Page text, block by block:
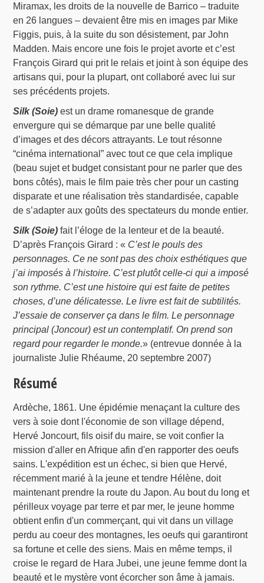
Miramax, les droits de la nouvelle de Barrico – traduite
en 26 langues – devaient être mis en images par Mike
Figgis, puis, à la suite du son désistement, par John
Madden. Mais encore une fois le projet avorte et c’est
François Girard qui prit le relais et joint à son équipe des
artisans qui, pour la plupart, ont collaboré avec lui sur
ses précédents projets.
Silk (Soie) est un drame romanesque de grande
envergure qui se démarque par une belle qualité
d’images et des décors attrayants. Le tout résonne
“cinéma international” avec tout ce que cela implique
(beau sujet et budget consistant pour ne parler que des
bons côtés), mais le film paie très cher pour un casting
disparate et une réalisation très standardisée, capable
de s’adapter aux goûts des spectateurs du monde entier.
Silk (Soie) fait l’éloge de la lenteur et de la beauté.
D’après François Girard : « C’est le pouls des
personnages. Ce ne sont pas des choix esthétiques que
j’ai imposés à l’histoire. C’est plutôt celle-ci qui a imposé
son rythme. C’est une histoire qui est faite de petites
choses, d’une délicatesse. Le livre est fait de subtilités.
J’essaie de conserver ça dans le film. Le personnage
principal (Joncour) est un contemplatif. On prend son
regard pour regarder le monde.» (entrevue donnée à la
journaliste Julie Rhéaume, 20 septembre 2007)
Résumé
Ardèche, 1861. Une épidémie menaçant la culture des
vers à soie dont l'économie de son village dépend,
Hervé Joncourt, fils oisif du maire, se voit confier la
mission d'aller en Afrique afin d'en rapporter des oeufs
sains. L'expédition est un échec, si bien que Hervé,
récemment marié à la jeune et tendre Hélène, doit
maintenant prendre la route du Japon. Au bout du long et
périlleux voyage par terre et par mer, le jeune homme
obtient enfin d'un commerçant, qui vit dans un village
perdu au coeur des montagnes, les oeufs qui garantiront
sa fortune et celle des siens. Mais en même temps, il
croise le regard de Hara Jubei, une jeune femme dont la
beauté et le mystère vont écorcher son âme à jamais.